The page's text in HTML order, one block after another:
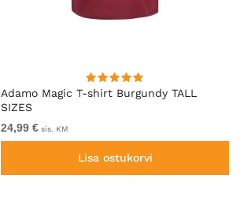
Adamo Magic T-shirt Burgundy TALL
SIZES
24,99 € sis. KM
Lisa ostukorvi